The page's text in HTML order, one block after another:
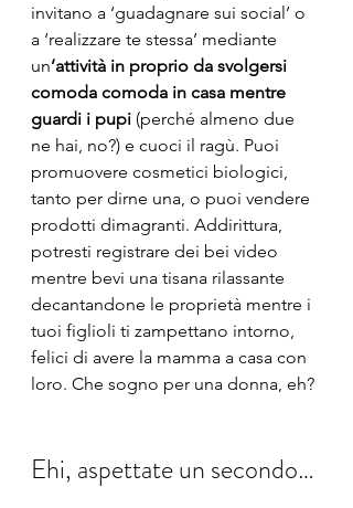
invitano a ‘guadagnare sui social’ o
a ‘realizzare te stessa’ mediante
un’attività in proprio da svolgersi
comoda comoda in casa mentre
guardi i pupi (perché almeno due
ne hai, no?) e cuoci il ragù. Puoi
promuovere cosmetici biologici,
tanto per dirne una, o puoi vendere
prodotti dimagranti. Addirittura,
potresti registrare dei bei video
mentre bevi una tisana rilassante
decantandone le proprietà mentre i
tuoi figlioli ti zampettano intorno,
felici di avere la mamma a casa con
loro. Che sogno per una donna, eh?
Ehi, aspettate un secondo…